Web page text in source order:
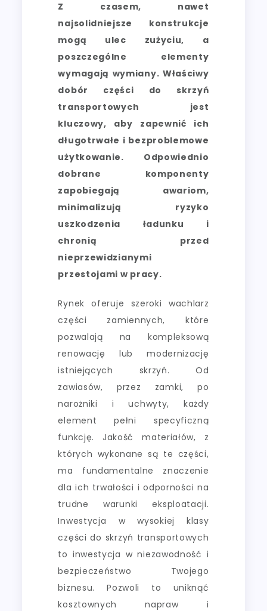
Z czasem, nawet
najsolidniejsze konstrukcje
mogą ulec zużyciu, a
poszczególne elementy
wymagają wymiany. Właściwy
dobór części do skrzyń
transportowych jest
kluczowy, aby zapewnić ich
długotrwałe i bezproblemowe
użytkowanie. Odpowiednio
dobrane komponenty
zapobiegają awariom,
minimalizują ryzyko
uszkodzenia ładunku i
chronią przed
nieprzewidzianymi
przestojami w pracy.
Rynek oferuje szeroki wachlarz
części zamiennych, które
pozwalają na kompleksową
renowację lub modernizację
istniejących skrzyń. Od
zawiasów, przez zamki, po
narożniki i uchwyty, każdy
element pełni specyficzną
funkcję. Jakość materiałów, z
których wykonane są te części,
ma fundamentalne znaczenie
dla ich trwałości i odporności na
trudne warunki eksploatacji.
Inwestycja w wysokiej klasy
części do skrzyń transportowych
to inwestycja w niezawodność i
bezpieczeństwo Twojego
biznesu. Pozwoli to uniknąć
kosztownych napraw i